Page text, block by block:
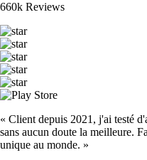
660k Reviews
« Client depuis 2021, j'ai testé
sans aucun doute la meilleure.
unique au monde. »